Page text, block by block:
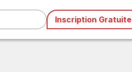
Inscription Gratuite